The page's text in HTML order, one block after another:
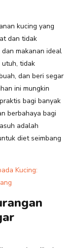
kucing yang
dan tidak
makanan ideal
utuh, tidak
dan beri segar
ini mungkin
bagi banyak
berbahaya bagi
adalah
diet seimbang
Kucing: